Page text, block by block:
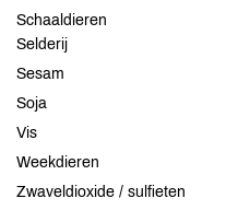
Schaaldieren
Selderij
Sesam
Soja
Vis
Weekdieren
Zwaveldioxide / sulfieten